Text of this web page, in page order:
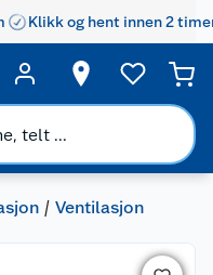
Klikk og hent innen 2
Ventilasjon